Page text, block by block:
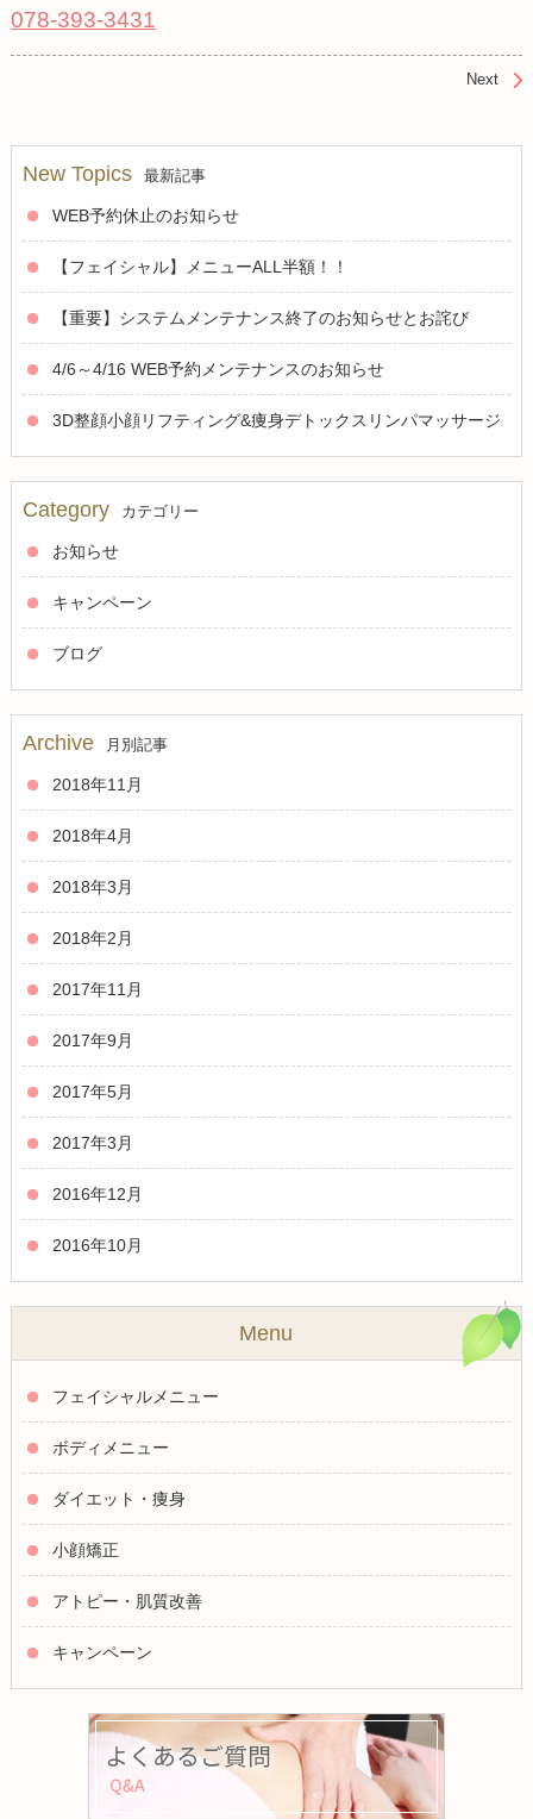
078-393-3431
Next
New Topics 最新記事
WEB予約休止のお知らせ
【フェイシャル】メニューALL半額！！
【重要】システムメンテナンス終了のお知らせとお詫び
4/6～4/16 WEB予約メンテナンスのお知らせ
3D整顔小顔リフティング&痩身デトックスリンパマッサージ
Category カテゴリー
お知らせ
キャンペーン
ブログ
Archive 月別記事
2018年11月
2018年4月
2018年3月
2018年2月
2017年11月
2017年9月
2017年5月
2017年3月
2016年12月
2016年10月
Menu
フェイシャルメニュー
ボディメニュー
ダイエット・痩身
小顔矯正
アトピー・肌質改善
キャンペーン